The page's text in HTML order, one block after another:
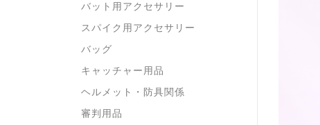
バット用アクセサリー
スパイク用アクセサリー
バッグ
キャッチャー用品
ヘルメット・防具関係
審判用品